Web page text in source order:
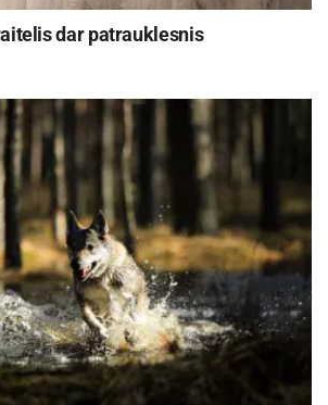
dar patrauklesnis